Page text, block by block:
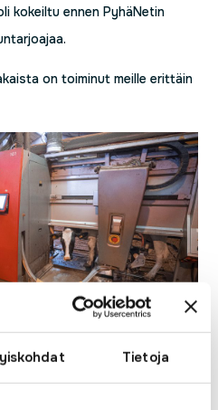
Tietoja
kokeiltu ennen PyhäNetin
on toiminut meille erittäin
ilman hyvin